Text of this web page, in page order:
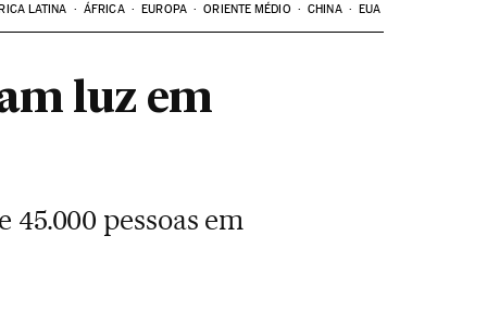
LATINA ÁFRICA EUROPA ORIENTE MÉDIO CHINA EUA
luz em
pessoas em